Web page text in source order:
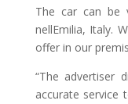
The car can be
nellEmilia, Italy.
offer in our
“The advertiser
accurate service